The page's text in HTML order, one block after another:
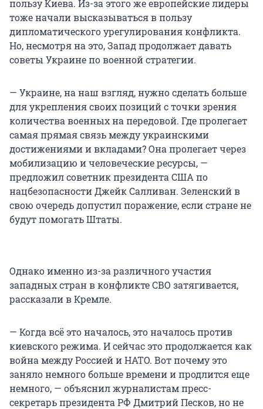
пользу Киева. Из-за этого же европейские лидеры
тоже начали высказываться в пользу
дипломатического урегулирования конфликта.
Но, несмотря на это, Запад продолжает давать
советы Украине по военной стратегии.
— Украине, на наш взгляд, нужно сделать больше
для укрепления своих позиций с точки зрения
количества военных на передовой. Где пролегает
самая прямая связь между украинскими
достижениями и вкладами? Она пролегает через
мобилизацию и человеческие ресурсы, —
предложил советник президента США по
нацбезопасности Джейк Салливан. Зеленский в
свою очередь допустил поражение, если стране не
будут помогать Штаты.
Однако именно из-за различного участия
западных стран в конфликте СВО затягивается,
рассказали в Кремле.
— Когда всё это началось, это началось против
киевского режима. И сейчас это продолжается как
война между Россией и НАТО. Вот почему это
заняло немного больше времени и продлится еще
немного, — объяснил журналистам пресс-
секретарь президента РФ Дмитрий Песков, но не